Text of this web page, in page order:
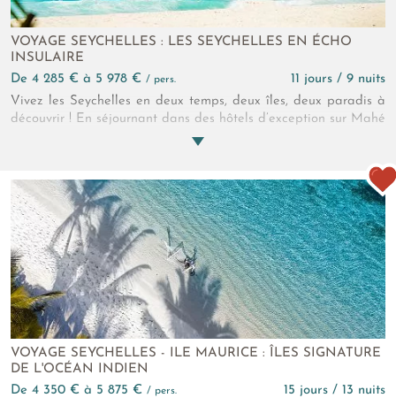
VOYAGE SEYCHELLES : LES SEYCHELLES EN ÉCHO
INSULAIRE
de 4 285 € à 5 978 € / pers.
11 jours / 9 nuits
Vivez les Seychelles en deux temps, deux îles, deux paradis à
découvrir ! En séjournant dans des hôtels d’exception sur Mahé
et Praslin, vous profitez d’excellents services et d’activités
VOYAGE SEYCHELLES - ILE MAURICE : ÎLES SIGNATURE
DE L'OCÉAN INDIEN
de 4 350 € à 5 875 € / pers.
15 jours / 13 nuits